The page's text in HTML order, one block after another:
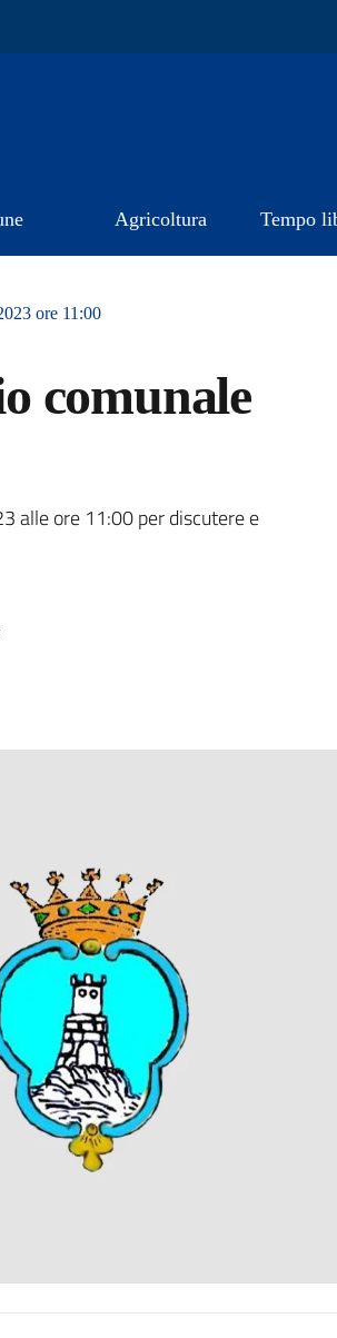
Agricoltura Tempo
ore 11:00
comunale
alle ore 11:00 per discutere e